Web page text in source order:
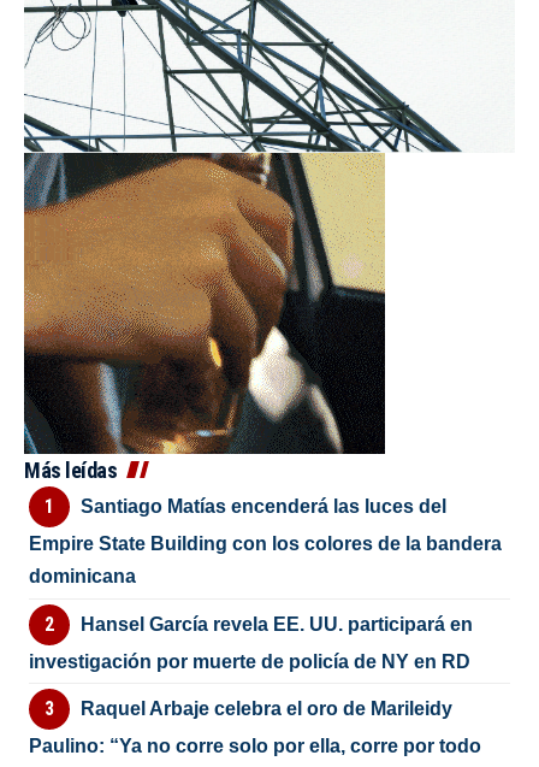
Más leídas
Santiago Matías encenderá las luces del
Empire State Building con los colores de la bandera
dominicana
Hansel García revela EE. UU. participará en
investigación por muerte de policía de NY en RD
Raquel Arbaje celebra el oro de Marileidy
Paulino: “Ya no corre solo por ella, corre por todo